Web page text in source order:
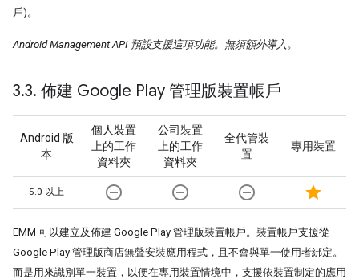
戶)。
Android Management API 預設支援這項功能。無須額外導入。
3.3. 佈建 Google Play 管理版裝置帳戶
Android 版
本
個人裝置
上的工作
資料夾
公司裝置
上的工作
資料夾
全代管裝
置
專用裝置
5.0 以上 remove_circle_outline remove_circle_outline remove_circle_outline star
EMM 可以建立及佈建 Google Play 管理版裝置帳戶。裝置帳戶支援從
Google Play 管理版商店無聲安裝應用程式，且不會與單一使用者綁定。
而是用來識別單一裝置，以便在專用裝置情境中，支援依裝置制定的應用